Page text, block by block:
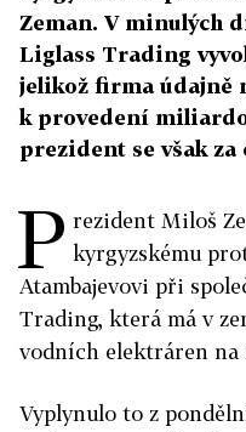
Zeman. V minulých
Liglass Trading
jelikož firma údajně
k provedení
prezident se však
P rezident Miloš
kyrgyzskému
Atambajevovi při
Trading, která má v
vodních elektráren na
Vyplynulo to z